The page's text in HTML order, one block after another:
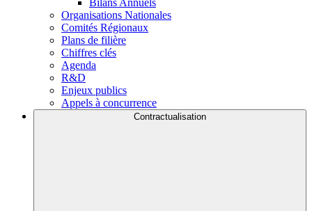
Bilans Annuels
Organisations Nationales
Comités Régionaux
Plans de filière
Chiffres clés
Agenda
R&D
Enjeux publics
Appels à concurrence
Contractualisation